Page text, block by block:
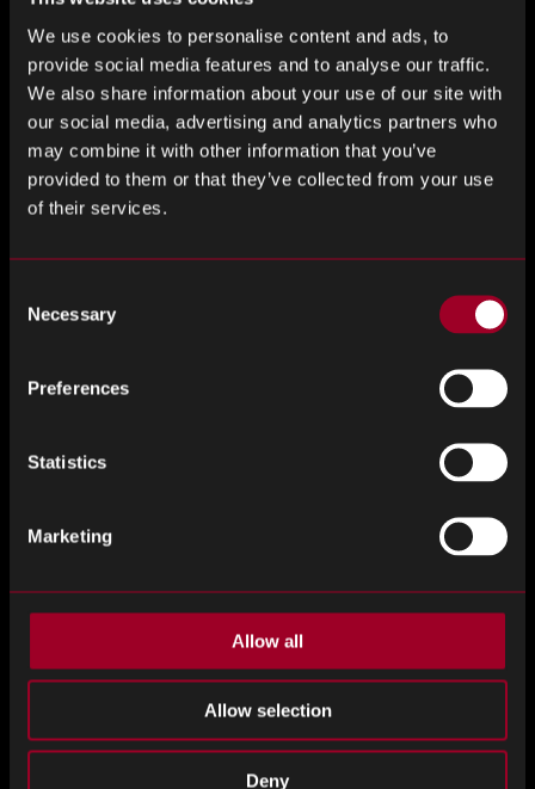
We use cookies to personalise content and ads, to
provide social media features and to analyse our traffic.
We also share information about your use of our site with
our social media, advertising and analytics partners who
may combine it with other information that you’ve
provided to them or that they’ve collected from your use
of their services.
Selection
Necessary
Preferences
Statistics
Marketing
Allow all
Allow selection
Deny
kung may mas kaunting demand na subukan at ilipat ang
higit pang mga yunit, na maaaring magresulta sa isang
negatibong PPV para sa mamimili.
Mga bagong produkto o materyales
produkto, o ang produkto ay bago sa merkado, hindi
matukoy kung ano ang isang standard na presyo ay dapat
PPV.
produktong kailangan mo ay mabibili sa isang presyo ng
masyadong maraming stock at kailangang mag offload. Sa
mga pagkakataong ito, magagawa mong makamit ang
isang negatibong PPV, potensyal na para sa isang mataas
na dami ng mga produkto.
Kapangyarihan sa pagbili